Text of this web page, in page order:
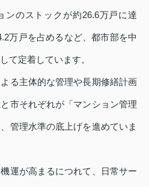
ンのストックが約26.6万戸に達
万戸を占めるなど、都市部を中
て定着しています。
る主体的な管理や長期修繕計画
市それぞれが「マンション管理
管理水準の底上げを進めていま
運が高まるにつれて、日常サー